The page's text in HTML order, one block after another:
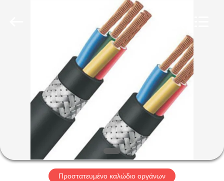
ΠΡΟΪΌΝΤΑ
ΒΊΝΤΕΟ
ΠΕΡΊΠΟΥ
ΕΜΕΊΣ
Προστατευμένο καλώδιο οργάνων